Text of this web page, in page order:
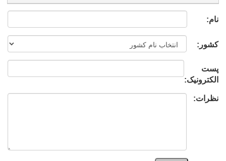
نام:
کشور:
پست
الکترونیک:
نظرات: